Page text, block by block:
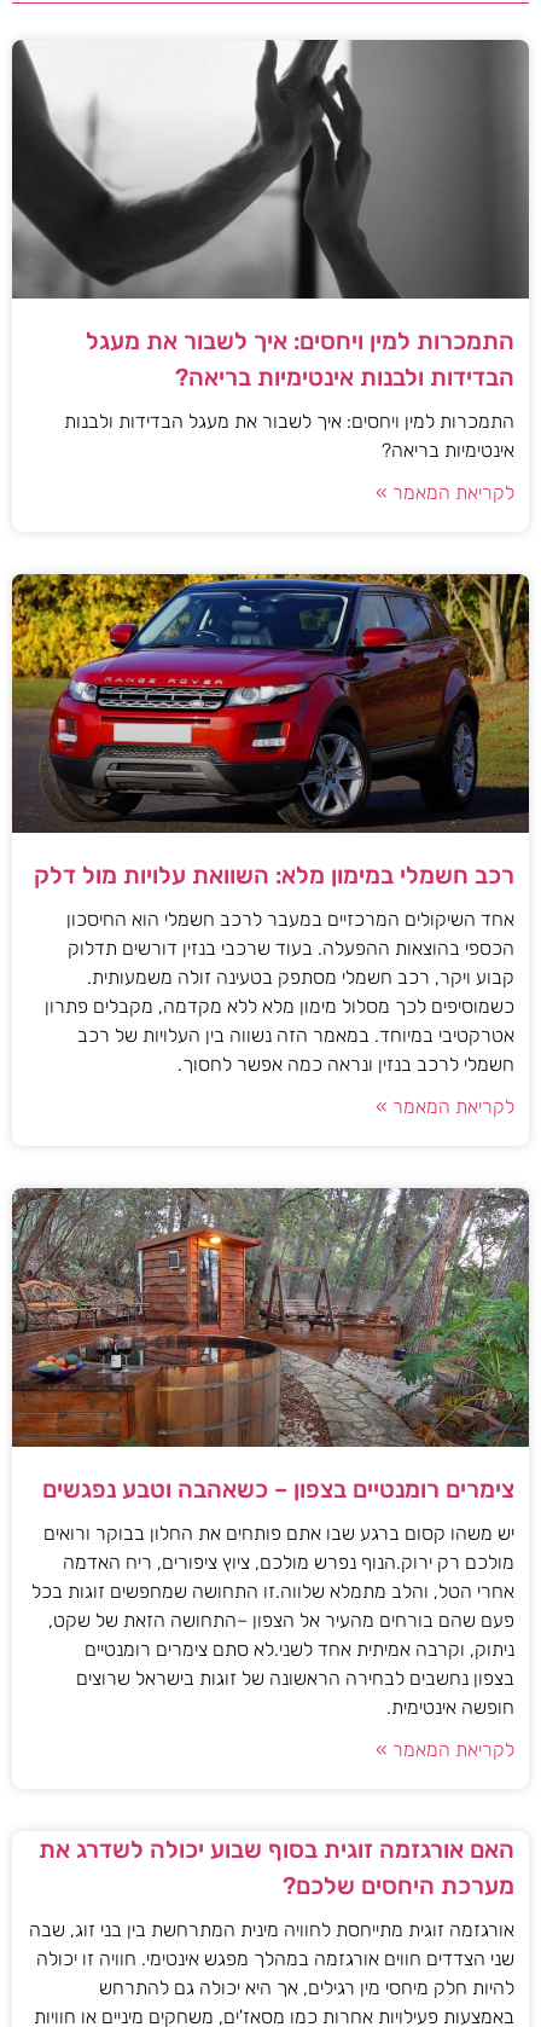
התמכרות למין ויחסים: איך לשבור את מעגל
הבדידות ולבנות אינטימיות בריאה?
התמכרות למין ויחסים: איך לשבור את מעגל הבדידות ולבנות
אינטימיות בריאה?
לקריאת המאמר »
רכב חשמלי במימון מלא: השוואת עלויות מול דלק
אחד השיקולים המרכזיים במעבר לרכב חשמלי הוא החיסכון
הכספי בהוצאות ההפעלה. בעוד שרכבי בנזין דורשים תדלוק
קבוע ויקר, רכב חשמלי מסתפק בטעינה זולה משמעותית.
כשמוסיפים לכך מסלול מימון מלא ללא מקדמה, מקבלים פתרון
אטרקטיבי במיוחד. במאמר הזה נשווה בין העלויות של רכב
חשמלי לרכב בנזין ונראה כמה אפשר לחסוך.
לקריאת המאמר »
צימרים רומנטיים בצפון – כשאהבה וטבע נפגשים
יש משהו קסום ברגע שבו אתם פותחים את החלון בבוקר ורואים
מולכם רק ירוק.הנוף נפרש מולכם, ציוץ ציפורים, ריח האדמה
אחרי הטל, והלב מתמלא שלווה.זו התחושה שמחפשים זוגות בכל
פעם שהם בורחים מהעיר אל הצפון –התחושה הזאת של שקט,
ניתוק, וקרבה אמיתית אחד לשני.לא סתם צימרים רומנטיים
בצפון נחשבים לבחירה הראשונה של זוגות בישראל שרוצים
חופשה אינטימית.
לקריאת המאמר »
האם אורגזמה זוגית בסוף שבוע יכולה לשדרג את
מערכת היחסים שלכם?
אורגזמה זוגית מתייחסת לחוויה מינית המתרחשת בין בני זוג, שבה
שני הצדדים חווים אורגזמה במהלך מפגש אינטימי. חוויה זו יכולה
להיות חלק מיחסי מין רגילים, אך היא יכולה גם להתרחש
באמצעות פעילויות אחרות כמו מסאז'ים, משחקים מיניים או חוויות